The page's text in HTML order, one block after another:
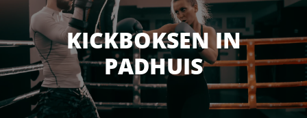
KICKBOKSEN IN
PADHUIS